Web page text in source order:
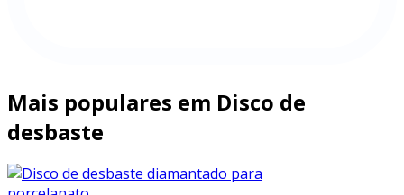
Mais populares em Disco de
desbaste